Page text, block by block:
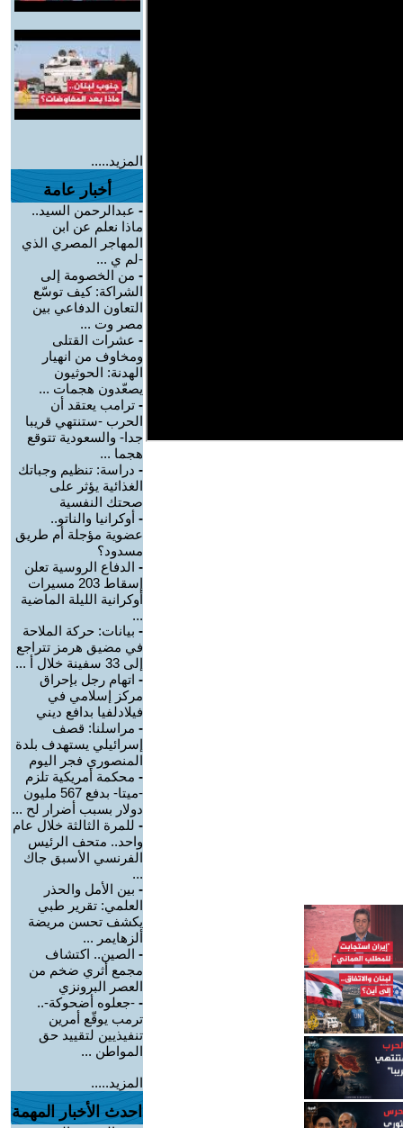
المزيد.....
أخبار عامة
- عبدالرحمن السيد..
ماذا نعلم عن ابن
المهاجر المصري الذي
-لم ي ...
- من الخصومة إلى
الشراكة: كيف توسّع
التعاون الدفاعي بين
مصر وت ...
- عشرات القتلى
ومخاوف من انهيار
الهدنة: الحوثيون
يصعّدون هجمات ...
- ترامب يعتقد أن
الحرب -ستنتهي قريبا
جدا- والسعودية تتوقع
هجما ...
- دراسة: تنظيم وجباتك
الغذائية يؤثر على
صحتك النفسية
- أوكرانيا والناتو..
عضوية مؤجلة أم طريق
مسدود؟
- الدفاع الروسية تعلن
إسقاط 203 مسيرات
أوكرانية الليلة الماضية
...
- بيانات: حركة الملاحة
في مضيق هرمز تتراجع
إلى 33 سفينة خلال أ ...
- اتهام رجل بإحراق
مركز إسلامي في
فيلادلفيا بدافع ديني
- مراسلنا: قصف
إسرائيلي يستهدف بلدة
المنصوري فجر اليوم
- محكمة أمريكية تلزم
-ميتا- بدفع 567 مليون
دولار بسبب أضرار لح ...
- للمرة الثالثة خلال عام
واحد.. متحف الرئيس
الفرنسي الأسبق جاك
...
- بين الأمل والحذر
العلمي: تقرير طبي
يكشف تحسن مريضة
ألزهايمر ...
- الصين.. اكتشاف
مجمع أثري ضخم من
العصر البرونزي
- -جعلوه أضحوكة-..
ترمب يوقّع أمرين
تنفيذيين لتقييد حق
المواطن ...
المزيد.....
احدث الأخبار المهمة